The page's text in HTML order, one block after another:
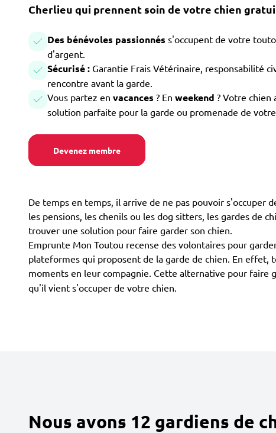
Cherlieu qui prennent soin de votre chien
Des bénévoles passionnés s'occupent de votre
d'argent.
Sécurisé : Garantie Frais Vétérinaire, responsabilité
rencontre avant la garde.
Vous partez en vacances ? En weekend ? Votre chien
solution parfaite pour la garde ou promenade de
Devenez membre
De temps en temps, il arrive de ne pas pouvoir
les pensions, les chenils ou les dog sitters, les gardes de
trouver une solution pour faire garder son chien.
Emprunte Mon Toutou recense des volontaires pour
plateformes qui proposent de la garde de chien. En effet,
moments en leur compagnie. Cette alternative pour faire
qu'il vient s'occuper de votre chien.
Nous avons 12 gardiens de